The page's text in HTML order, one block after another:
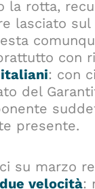
la rotta,
lasciato sul
con
: con
del
presente.
su marzo
velocità: